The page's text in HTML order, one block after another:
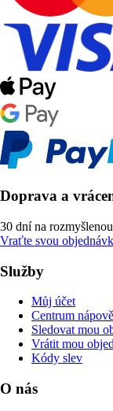
Doprava a
30 dní na rozmyšlenou
Vraťte svou
Služby
Můj účet
Centrum
Sledovat mou
Vrátit mou
Kódy slev
O nás